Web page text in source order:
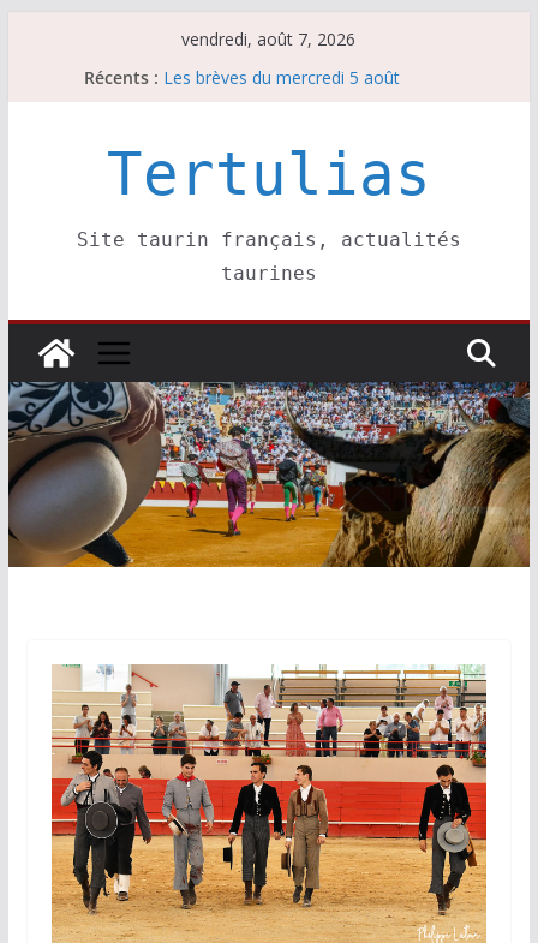
vendredi, août 7, 2026
Récents : Les brèves du mercredi 5 août
Escalafón 2026 – novilleros –
Tertulias
Site taurin français, actualités
taurines